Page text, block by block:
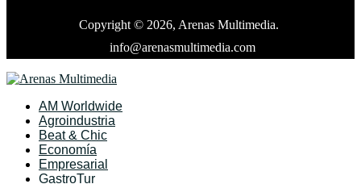
Copyright © 2026, Arenas Multimedia.
info@arenasmultimedia.com
AM Worldwide
Agroindustria
Beat & Chic
Economía
Empresarial
GastroTur